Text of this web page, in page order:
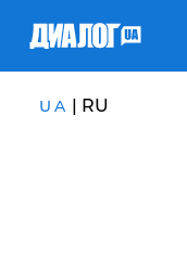
UA | RU